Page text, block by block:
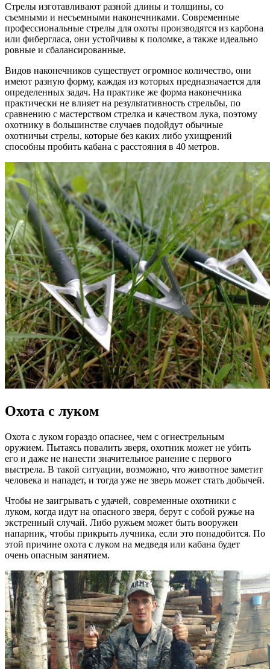
Стрелы изготавливают разной длины и толщины, со
съемными и несъемными наконечниками. Современные
профессиональные стрелы для охоты производятся из карбона
или фибергласа, они устойчивы к поломке, а также идеально
ровные и сбалансированные.
Видов наконечников существует огромное количество, они
имеют разную форму, каждая из которых предназначается для
определенных задач. На практике же форма наконечника
практически не влияет на результативность стрельбы, по
сравнению с мастерством стрелка и качеством лука, поэтому
охотнику в большинстве случаев подойдут обычные
охотничьи стрелы, которые без каких либо ухищрений
способны пробить кабана с расстояния в 40 метров.
Охота с луком
Охота с луком гораздо опаснее, чем с огнестрельным
оружием. Пытаясь повалить зверя, охотник может не убить
его и даже не нанести значительное ранение с первого
выстрела. В такой ситуации, возможно, что животное заметит
человека и нападет, и тогда уже не зверь может стать добычей.
Чтобы не заигрывать с удачей, современные охотники с
луком, когда идут на опасного зверя, берут с собой ружье на
экстренный случай. Либо ружьем может быть вооружен
напарник, чтобы прикрыть лучника, если это понадобится. По
этой причине охота с луком на медведя или кабана будет
очень опасным занятием.